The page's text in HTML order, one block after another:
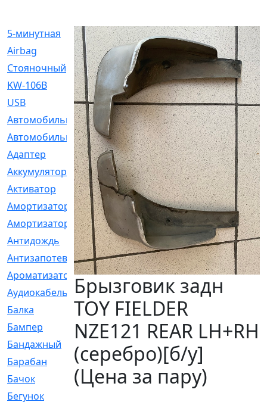
5-минутная
[1]
Airbag
[18]
Cтояночный
[1]
KW-106B
[0]
USB
[6]
Автомобильное
[6]
Автомобильный
[6]
Адаптер
[3]
Аккумулятор
[2]
Активатор
[1]
Амортизатор
[608]
Амортизаторы
[21]
Антидождь
[1]
Антизапотеватель
[1]
Ароматизатор
[35]
Аудиокабель
[2]
Балка
[58]
Бампер
[137]
Бандажный
Барабан
[5]
Бачок
[40]
Бегунок
Брызговик задн
TOY FIELDER
NZE121 REAR LH+RH
(серебро)[б/у]
(Цена за пару)